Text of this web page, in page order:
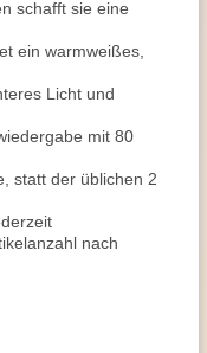
schafft sie eine
ein warmweißes,
Licht und
mit 80
statt der üblichen 2
nach